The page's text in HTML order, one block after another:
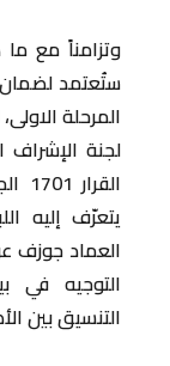
وتزامناً مع
ستُعتمد
المرحلة
لجنة
يتعرّف إليه
العماد جوزف
التوجيه في
التنسيق بين